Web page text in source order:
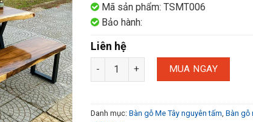
Mã sản phẩm: TSMT006
Bảo hành:
Liên hệ
MUA NGAY
Danh mục: Bàn gỗ Me Tây nguyên tấm, Bàn gỗ